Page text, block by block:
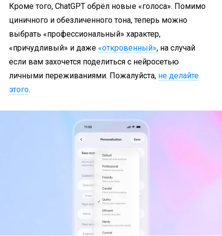
Кроме того, ChatGPT обрёл новые «голоса». Помимо
циничного и обезличенного тона, теперь можно
выбрать «профессиональный» характер,
«причудливый» и даже «откровенный», на случай
если вам захочется поделиться с нейросетью
личными переживаниями. Пожалуйста, не делайте
этого.